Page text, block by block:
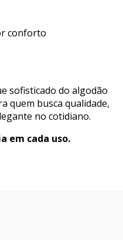
conforto
sofisticado do algodão
quem busca qualidade,
no cotidiano.
em cada uso.